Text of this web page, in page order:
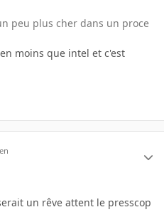
peu plus cher dans un proce
moins que intel et c'est
un rêve attent le presscop